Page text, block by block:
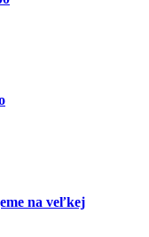
na veľkej